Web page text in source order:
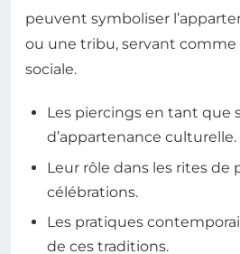
peuvent symboliser
ou une tribu, servant
sociale.
Les piercings en tant que
d’appartenance culturelle.
Leur rôle dans les rites de
célébrations.
Les pratiques
de ces traditions.